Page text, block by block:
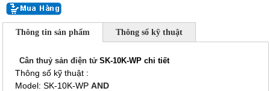
Thông tin sản phẩm Thông số kỹ thuật
Cân thuỷ sản điện tửSK-10K-WP chi tiết
Thông số kỹ thuật :
Model: SK-10K-WP AND